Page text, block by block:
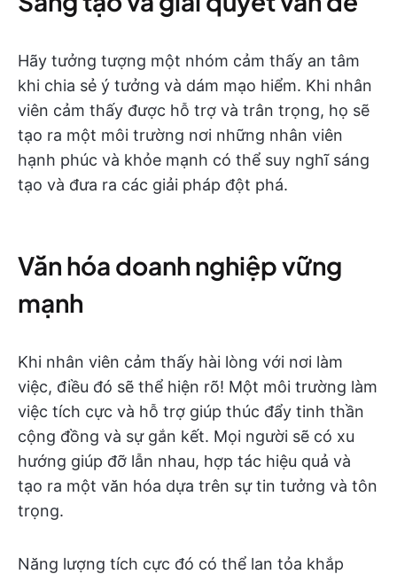
Hãy tưởng tượng một nhóm cảm thấy an tâm
khi chia sẻ ý tưởng và dám mạo hiểm. Khi nhân
viên cảm thấy được hỗ trợ và trân trọng, họ sẽ
tạo ra một môi trường nơi những nhân viên
hạnh phúc và khỏe mạnh có thể suy nghĩ sáng
tạo và đưa ra các giải pháp đột phá.
Văn hóa doanh nghiệp vững
mạnh
Khi nhân viên cảm thấy hài lòng với nơi làm
việc, điều đó sẽ thể hiện rõ! Một môi trường làm
việc tích cực và hỗ trợ giúp thúc đẩy tinh thần
cộng đồng và sự gắn kết. Mọi người sẽ có xu
hướng giúp đỡ lẫn nhau, hợp tác hiệu quả và
tạo ra một văn hóa dựa trên sự tin tưởng và tôn
trọng.
Năng lượng tích cực đó có thể lan tỏa khắp